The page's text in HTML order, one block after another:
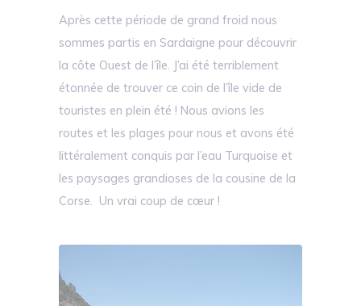
Après cette période de grand froid nous
sommes partis en Sardaigne pour découvrir
la côte Ouest de l’île. J’ai été terriblement
étonnée de trouver ce coin de l’île vide de
touristes en plein été ! Nous avions les
routes et les plages pour nous et avons été
littéralement conquis par l’eau Turquoise et
les paysages grandioses de la cousine de la
Corse. Un vrai coup de cœur !